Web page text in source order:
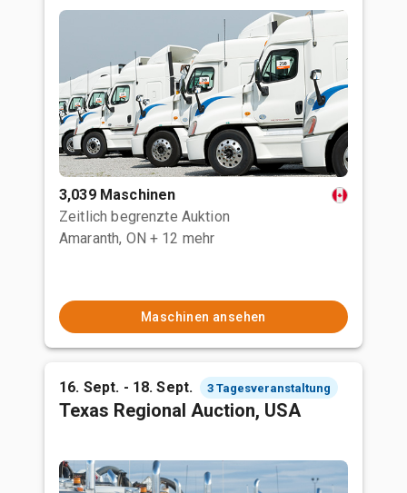
3,039 Maschinen
Zeitlich begrenzte Auktion
Amaranth, ON + 12 mehr
Maschinen ansehen
16. Sept. - 18. Sept. 3 Tagesveranstaltung
Texas Regional Auction, USA